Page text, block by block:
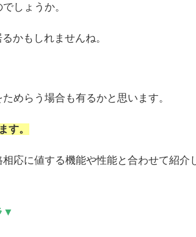
しょうか。
かもしれませんね。
めらう場合も有るかと思います。
す。
応に値する機能や性能と合わせて紹介
▼